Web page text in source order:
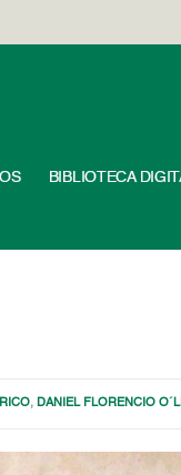
BIBLIOTECA
, DANIEL FLORENCIO